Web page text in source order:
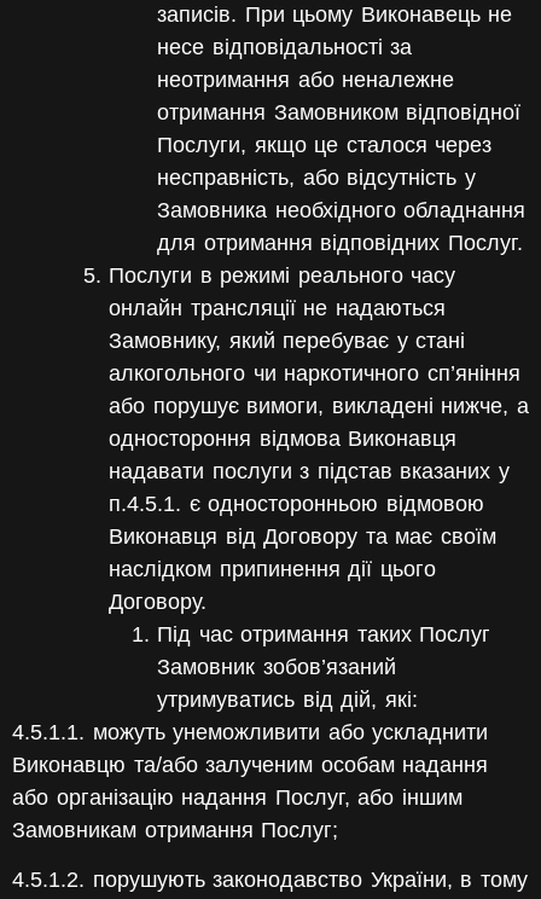
записів. При цьому Виконавець не
несе відповідальності за
неотримання або неналежне
отримання Замовником відповідної
Послуги, якщо це сталося через
несправність, або відсутність у
Замовника необхідного обладнання
для отримання відповідних Послуг.
Послуги в режимі реального часу
онлайн трансляції не надаються
Замовнику, який перебуває у стані
алкогольного чи наркотичного сп’яніння
або порушує вимоги, викладені нижче, а
одностороння відмова Виконавця
надавати послуги з підстав вказаних у
п.4.5.1. є односторонньою відмовою
Виконавця від Договору та має своїм
наслідком припинення дії цього
Договору.
Під час отримання таких Послуг
Замовник зобов’язаний
утримуватись від дій, які:
4.5.1.1. можуть унеможливити або ускладнити
Виконавцю та/або залученим особам надання
або організацію надання Послуг, або іншим
Замовникам отримання Послуг;
4.5.1.2. порушують законодавство України, в тому